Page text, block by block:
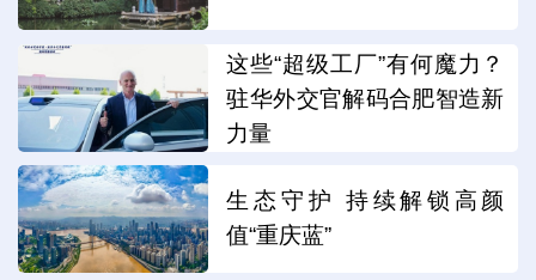
这些“超级工厂”有何魔力？
驻华外交官解码合肥智造新
力量
生态守护 持续解锁高颜
值“重庆蓝”